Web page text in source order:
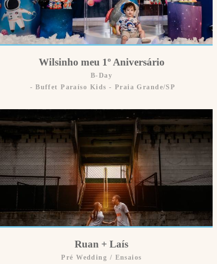
Wilsinho meu 1º Aniversário
B-Day
Buffet Paraíso Kids - Praia Grande/SP
Ruan + Laís
Pré Wedding / Ensaios